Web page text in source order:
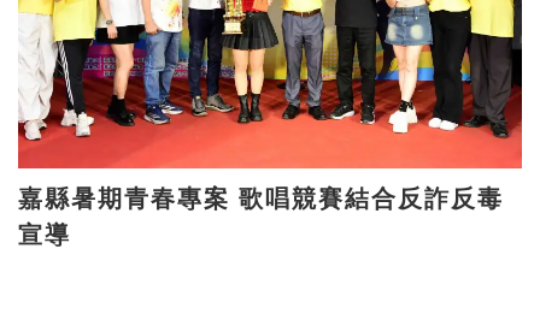
嘉縣暑期青春專案 歌唱競賽結合反詐反毒
宣導